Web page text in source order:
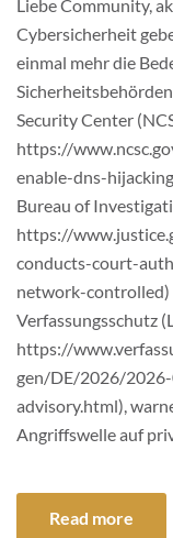
Liebe Community,
Cybersicherheit
einmal mehr die
Security Center
https://
enable-dns-
Bureau of
https://
conducts-court-
network-controlled)
Verfassungsschutz
https://
gen/DE/2026/
advisory.html),
Angriffswelle auf
Read more